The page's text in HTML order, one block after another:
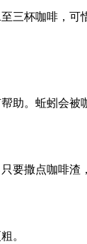
三杯咖啡，
助。蚯蚓会被
要撒点咖啡渣
。